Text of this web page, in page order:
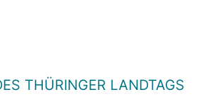
THÜRINGER LANDTAGS